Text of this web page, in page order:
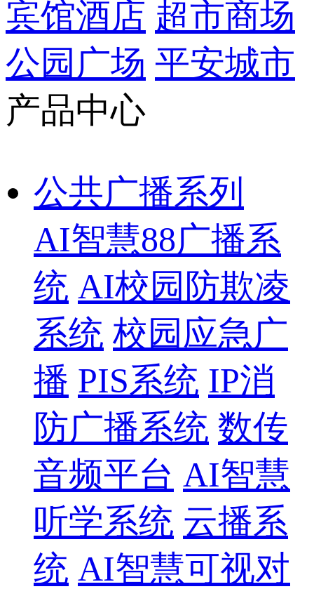
宾馆酒店 超市商场
公园广场 平安城市
产品中心
公共广播系列
AI智慧88广播系
统 AI校园防欺凌
系统 校园应急广
播 PIS系统 IP消
防广播系统 数传
音频平台 AI智慧
听学系统 云播系
统 AI智慧可视对